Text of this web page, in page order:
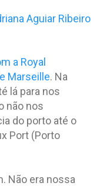
Aguiar Ribeiro
a Royal
Marseille. Na
lá para nos
não nos
do porto até o
Port (Porto
Não era nossa